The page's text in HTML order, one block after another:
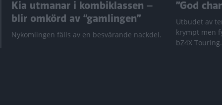
Kia utmanar i kombiklassen –
blir omkörd av ”gamlingen”
Nykomlingen fälls av en besvärande nackdel.
”God
Utbudet av
krympt men
bZ4X